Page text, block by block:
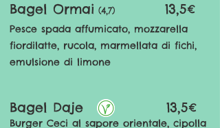
Bagel Ormai (4,7) 13,5€
Pesce spada affumicato, mozzarella
fiordilatte, rucola, marmellata di fichi,
emulsione di limone
Bagel Daje 13,5€
Burger Ceci al sapore orientale, cipolla